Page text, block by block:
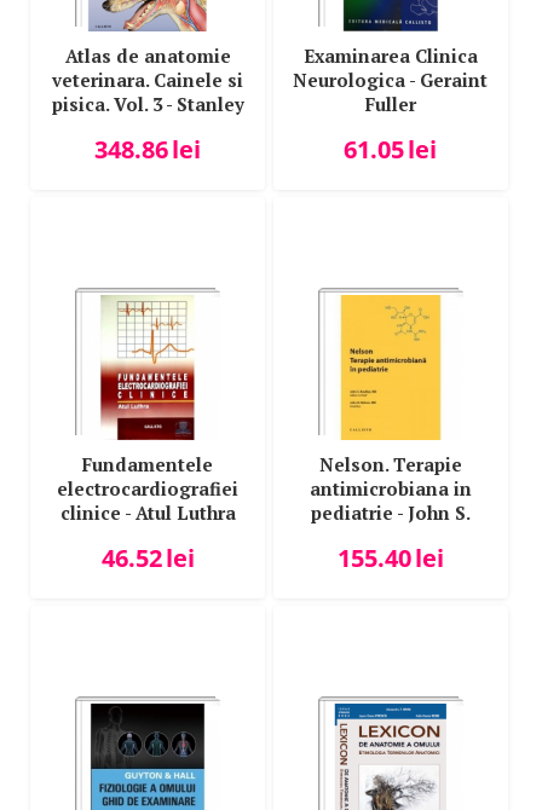
Atlas de anatomie
veterinara. Cainele si
pisica. Vol. 3 - Stanley
Goody, Susan A.
348.86lei
Examinarea Clinica
Neurologica - Geraint
Fuller
61.05lei
Fundamentele
electrocardiografiei
clinice - Atul Luthra
46.52lei
Nelson. Terapie
antimicrobiana in
pediatrie - John S.
Nelson
155.40lei